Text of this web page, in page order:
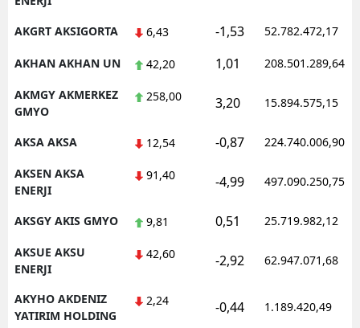
AKGRT AKSIGORTA 6,43 -1,53 52.782.472,17
AKHAN AKHAN UN 42,20 1,01 208.501.289,64
AKMGY AKMERKEZ
GMYO
258,00 3,20 15.894.575,15
AKSA AKSA 12,54 -0,87 224.740.006,90
AKSEN AKSA
ENERJI
91,40 -4,99 497.090.250,75
AKSGY AKIS GMYO 9,81 0,51 25.719.982,12
AKSUE AKSU
ENERJI
42,60 -2,92 62.947.071,68
AKYHO AKDENIZ
YATIRIM HOLDING
2,24 -0,44 1.189.420,49